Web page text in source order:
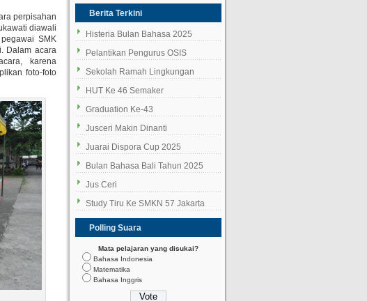
perpisahan
diawali
SMK
Dalam acara
karena
foto-foto
Berita Terkini
Histeria Bulan Bahasa 2025
Pelantikan Pengurus OSIS
Sekolah Ramah Lingkungan
HUT Ke 46 Semaker
Graduation Ke-43
Jusceri Makin Dinanti
Juarai Dispora Cup 2025
Bulan Bahasa Bali Tahun 2025
Jus Ceri
Study Tiru Ke SMKN 57 Jakarta
Polling Suara
Mata pelajaran yang disukai?
Bahasa Indonesia
Matematika
Bahasa Inggris